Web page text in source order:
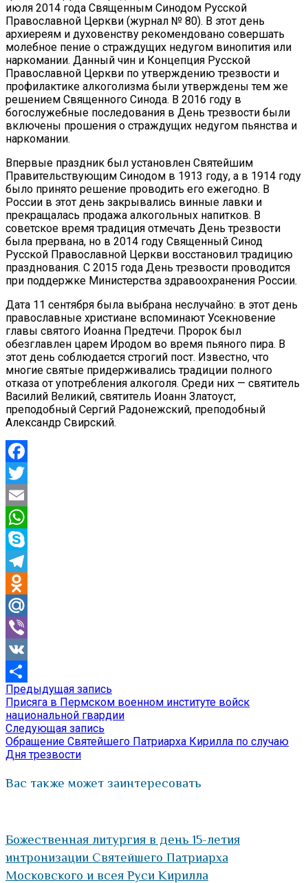
июля 2014 года Священным Синодом Русской
Православной Церкви (журнал № 80). В этот день
архиереям и духовенству рекомендовано совершать
молебное пение о страждущих недугом винопития или
наркомании. Данный чин и Концепция Русской
Православной Церкви по утверждению трезвости и
профилактике алкоголизма были утверждены тем же
решением Священного Синода. В 2016 году в
богослужебные последования в День трезвости были
включены прошения о страждущих недугом пьянства и
наркомании.
Впервые праздник был установлен Святейшим
Правительствующим Синодом в 1913 году, а в 1914 году
было принято решение проводить его ежегодно. В
России в этот день закрывались винные лавки и
прекращалась продажа алкогольных напитков. В
советское время традиция отмечать День трезвости
была прервана, но в 2014 году Священный Синод
Русской Православной Церкви восстановил традицию
празднования. С 2015 года День трезвости проводится
при поддержке Министерства здравоохранения России.
Дата 11 сентября была выбрана неслучайно: в этот день
православные христиане вспоминают Усекновение
главы святого Иоанна Предтечи. Пророк был
обезглавлен царем Иродом во время пьяного пира. В
этот день соблюдается строгий пост. Известно, что
многие святые придерживались традиции полного
отказа от употребления алкоголя. Среди них — святитель
Василий Великий, святитель Иоанн Златоуст,
преподобный Сергий Радонежский, преподобный
Александр Свирский.
Facebook
Twitter
Email
WhatsApp
Skype
Telegram
Odnoklassniki
Mail.Ru
Viber
VK
Отправить
Навигация
по
записям
Предыдущая запись
запись:
Присяга в Пермском военном институте войск
национальной гвардии
Следующая запись
запись:
Обращение Святейшего Патриарха Кирилла по случаю
Дня трезвости
Вас также может заинтересовать
Божественная литургия в день 15-летия
интронизации Святейшего Патриарха
Московского и всея Руси Кирилла